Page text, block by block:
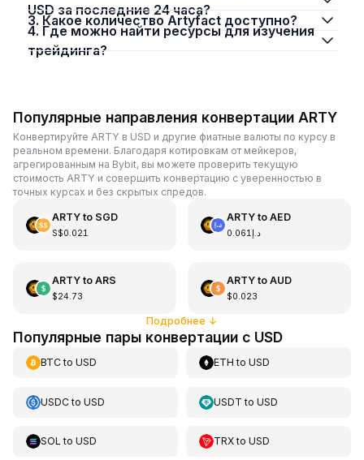
USD за последние 24 часа?
3. Какое количество Artyfact доступно?
4. Где можно найти ресурсы для изучения
трейдинга?
Популярные направления конвертации ARTY
Конвертируйте ARTY в USD и другие фиатные валюты по курсу в
реальном времени. Благодаря котировкам от мейкеров,
агрегированным на Bybit, вы можете проверить текущую
стоимость ARTY и совершить конвертацию с уверенностью в
точных курсах и без скрытых спредов.
ARTYto SGD
S$0.021
ARTYto AED
د.إ0.061
ARTYto ARS
$24.73
ARTYto AUD
$0.023
Подробнее ↓
Популярные пары конвертации с USD
BTCto USD ETH toUSD
USDCto USD USDT toUSD
SOL to USD TRXtoUSD